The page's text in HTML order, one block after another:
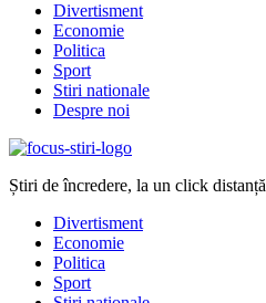
Divertisment
Economie
Politica
Sport
Stiri nationale
Despre noi
Știri de încredere, la un click distanță
Divertisment
Economie
Politica
Sport